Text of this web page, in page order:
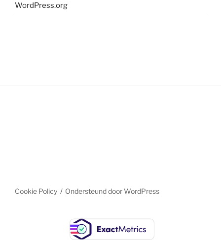
WordPress.org
Cookie Policy Ondersteund door WordPress